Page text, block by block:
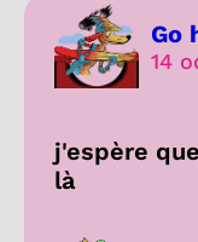
Go
14
j'espère
là